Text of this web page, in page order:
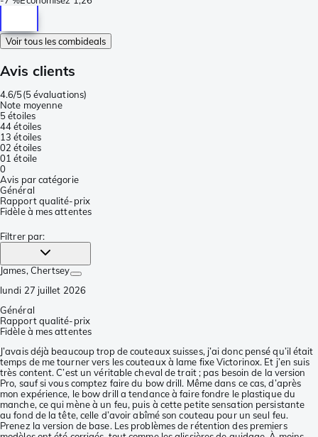
Voir tous les combideals
Avis clients
4.6/5(5 évaluations)
Note moyenne
5 étoiles
44 étoiles
13 étoiles
02 étoiles
01 étoile
0
Avis par catégorie
Général
Rapport qualité-prix
Fidèle à mes attentes
Filtrer par:
James, Chertsey
lundi 27 juillet 2026
Général
Rapport qualité-prix
Fidèle à mes attentes
J’avais déjà beaucoup trop de couteaux suisses, j’ai donc pensé qu’il était
temps de me tourner vers les couteaux à lame fixe Victorinox. Et j’en suis
très content. C’est un véritable cheval de trait ; pas besoin de la version
Pro, sauf si vous comptez faire du bow drill. Même dans ce cas, d’après
mon expérience, le bow drill a tendance à faire fondre le plastique du
manche, ce qui mène à un feu, puis à cette petite sensation persistante
au fond de la tête, celle d’avoir abîmé son couteau pour un seul feu.
Prenez la version de base. Les problèmes de rétention des premiers